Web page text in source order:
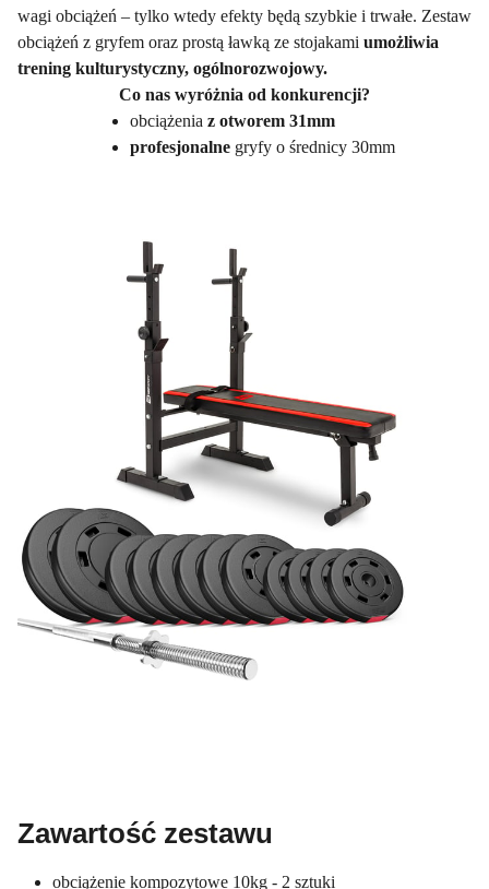
wagi obciążeń – tylko wtedy efekty będą szybkie i trwałe. Zestaw
obciążeń z gryfem oraz prostą ławką ze stojakami umożliwia
trening kulturystyczny, ogólnorozwojowy.
Co nas wyróżnia od konkurencji?
obciążenia z otworem 31mm
profesjonalne gryfy o średnicy 30mm
Zawartość zestawu
obciążenie kompozytowe 10kg - 2 sztuki